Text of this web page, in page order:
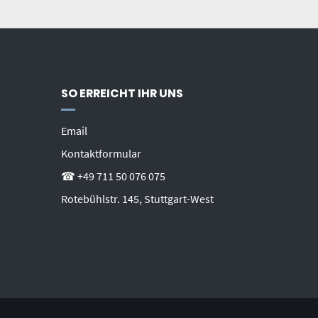
SO ERREICHT IHR UNS
Email
Kontaktformular
☎ +49 711 50 076 075
Rotebühlstr. 145, Stuttgart-West